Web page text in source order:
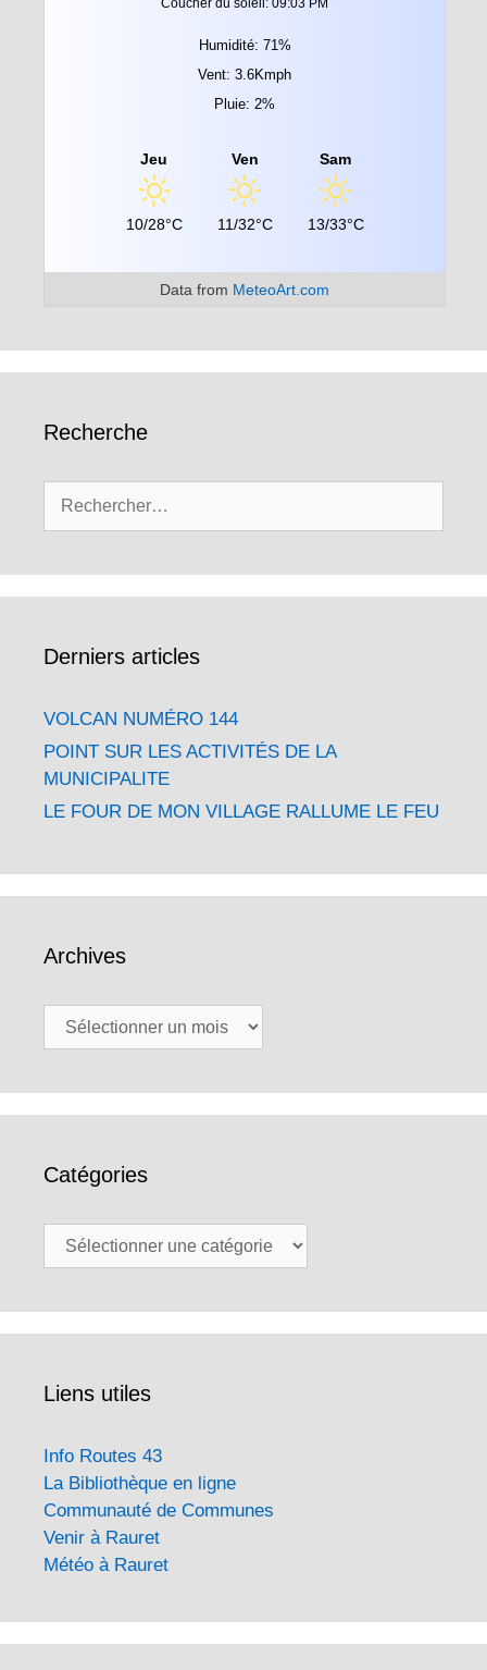
Coucher du soleil: 09:03 PM
Humidité: 71%
Vent: 3.6Kmph
Pluie: 2%
Jeu
10/28°C
Ven
11/32°C
Sam
13/33°C
Data from MeteoArt.com
Recherche
Rechercher :
Derniers articles
VOLCAN NUMÉRO 144
POINT SUR LES ACTIVITÉS DE LA
MUNICIPALITE
LE FOUR DE MON VILLAGE RALLUME LE FEU
Archives
Archives
Catégories
Catégories
Liens utiles
Info Routes 43
La Bibliothèque en ligne
Communauté de Communes
Venir à Rauret
Météo à Rauret